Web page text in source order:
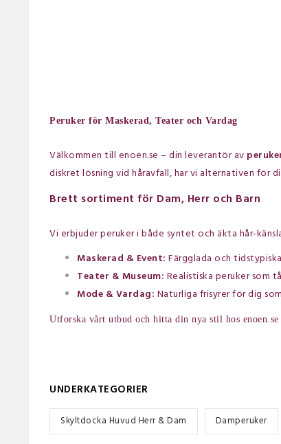
Peruker för Maskerad, Teater och Vardag
Välkommen till enoen.se – din leverantör av
diskret lösning vid håravfall, har vi alternativen för
Brett sortiment för Dam, Herr och Barn
Vi erbjuder peruker i både syntet och äkta hår-
Maskerad & Event: Färgglada och
Teater & Museum: Realistiska peruker som
Mode & Vardag: Naturliga frisyrer för dig
Utforska vårt utbud och hitta din nya stil hos enoen.se
UNDERKATEGORIER
Skyltdocka Huvud Herr & Dam Damperuker